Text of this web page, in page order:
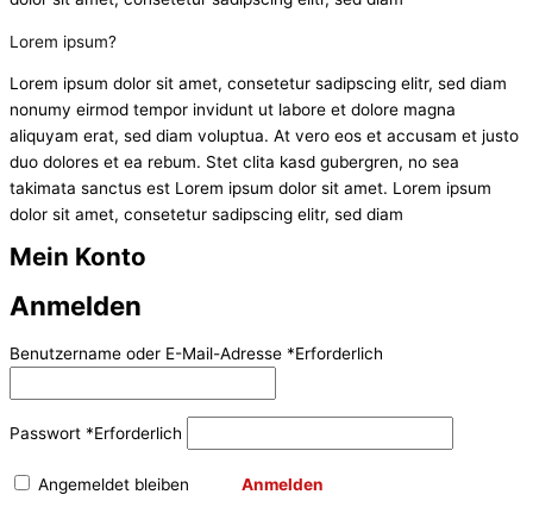
Lorem ipsum?
Lorem ipsum dolor sit amet, consetetur sadipscing elitr, sed diam
nonumy eirmod tempor invidunt ut labore et dolore magna
aliquyam erat, sed diam voluptua. At vero eos et accusam et justo
duo dolores et ea rebum. Stet clita kasd gubergren, no sea
takimata sanctus est Lorem ipsum dolor sit amet. Lorem ipsum
dolor sit amet, consetetur sadipscing elitr, sed diam
Mein Konto
Anmelden
Benutzername oder E-Mail-Adresse *Erforderlich
Passwort *Erforderlich
Angemeldet bleiben Anmelden